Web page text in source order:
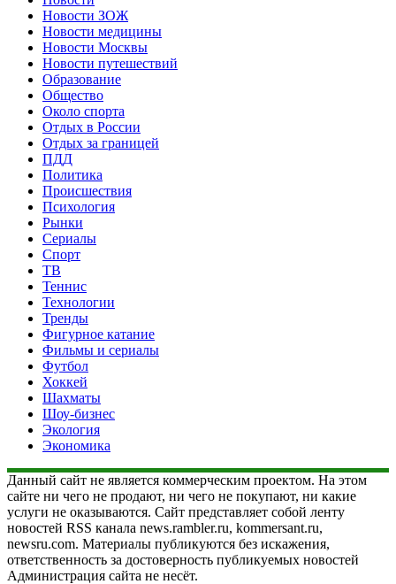
Новости ЗОЖ
Новости медицины
Новости Москвы
Новости путешествий
Образование
Общество
Около спорта
Отдых в России
Отдых за границей
ПДД
Политика
Происшествия
Психология
Рынки
Сериалы
Спорт
ТВ
Теннис
Технологии
Тренды
Фигурное катание
Фильмы и сериалы
Футбол
Хоккей
Шахматы
Шоу-бизнес
Экология
Экономика
Данный сайт не является коммерческим проектом. На этом
сайте ни чего не продают, ни чего не покупают, ни какие
услуги не оказываются. Сайт представляет собой ленту
новостей RSS канала news.rambler.ru, kommersant.ru,
newsru.com. Материалы публикуются без искажения,
ответственность за достоверность публикуемых новостей
Администрация сайта не несёт.